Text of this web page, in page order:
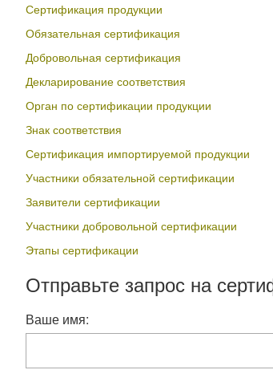
Сертификация продукции
Обязательная сертификация
Добровольная сертификация
Декларирование соответствия
Орган по сертификации продукции
Знак соответствия
Сертификация импортируемой продукции
Участники обязательной сертификации
Заявители сертификации
Участники добровольной сертификации
Этапы сертификации
Отправьте запрос на
Ваше имя: